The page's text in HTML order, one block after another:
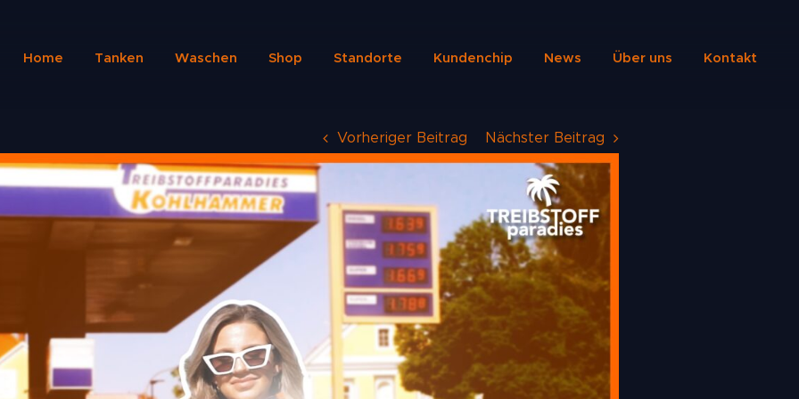
Home Tanken Waschen Shop Standorte Kundenchip News Über uns Kontakt
Vorheriger Beitrag Nächster Beitrag